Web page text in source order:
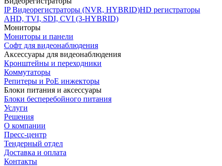
IP Видеорегистраторы (NVR, HYBRID)HD регистраторы
AHD, TVI, SDI, CVI (3-HYBRID)
Мониторы
Мониторы и панели
Софт для видеонаблюдения
Аксессуары для видеонаблюдения
Кронштейны и переходники
Коммутаторы
Репитеры и PoE инжекторы
Блоки питания и аксессуары
Блоки бесперебойного питания
Услуги
Решения
О компании
Пресс-центр
Тендерный отдел
Доставка и оплата
Контакты